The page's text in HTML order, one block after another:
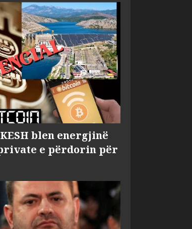
blen energjinë
private e përdorin për